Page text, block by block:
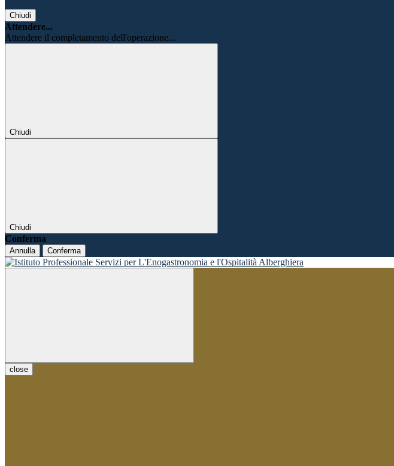
Chiudi
Attendere...
Attendere il completamento dell'operazione...
Chiudi
Chiudi
Conferma
Annulla Conferma
close